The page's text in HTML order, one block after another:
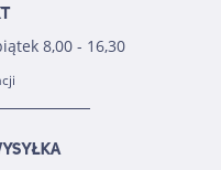
8,00 - 16,30